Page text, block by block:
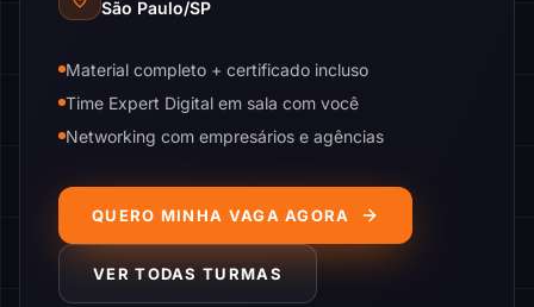
São Paulo/SP
Material completo + certificado incluso
Time Expert Digital em sala com você
Networking com empresários e agências
QUERO MINHA VAGA AGORA
VER TODAS TURMAS